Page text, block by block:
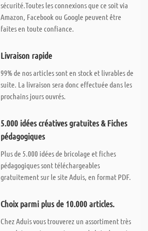
sécurité.Toutes les connexions que ce soit via
Amazon, Facebook ou Google peuvent être
faites en toute confiance.
Livraison rapide
99% de nos articles sont en stock et livrables de
suite. La livraison sera donc effectuée dans les
prochains jours ouvrés.
5.000 idées créatives gratuites & Fiches
pédagogiques
Plus de 5.000 idées de bricolage et fiches
pédagogiques sont téléchargeables
gratuitement sur le site Aduis, en format PDF.
Choix parmi plus de 10.000 articles.
Chez Aduis vous trouverez un assortiment très